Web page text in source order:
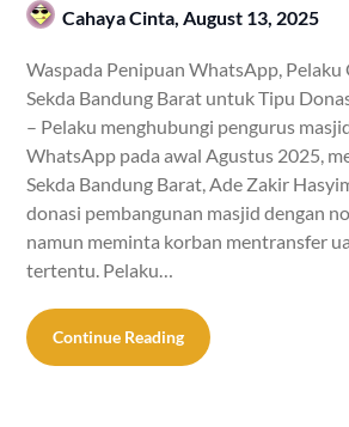
Cahaya Cinta, August 13, 2025
Waspada Penipuan WhatsApp, Pelaku
Sekda Bandung Barat untuk Tipu
– Pelaku menghubungi pengurus
WhatsApp pada awal Agustus 2025,
Sekda Bandung Barat, Ade Zakir
donasi pembangunan masjid dengan
namun meminta korban mentransfer
tertentu. Pelaku…
Continue Reading